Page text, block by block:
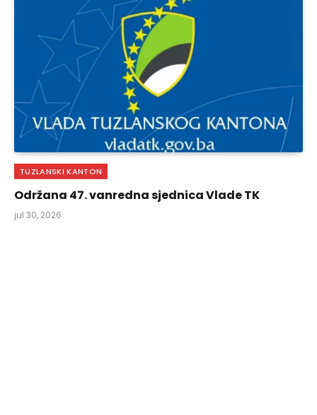
TUZLANSKI KANTON
Održana 47. vanredna sjednica Vlade TK
jul 30, 2026